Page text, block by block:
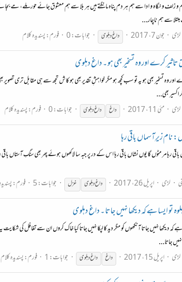
زلف و نگاہ و ادا سے ہم ہر دم پناہ مانگتے ہیں ہر بلا سے ہم معشوق جائے حور ملے، مے
سے ہم ناچار...
لڑی جون 7، 2017 داغدہلوی جوابات: 0 فورم:پسندیدہ کلام
کرے اور وہ تسخیر بھی ہو ۔ داغ دہلوی
اور وہ تسخیر بھی ہو یہ تو سب کچھ ہو مگر خواہشِ تقدیر بھی ہو کاش تجھ سے ہی مقابل تری
اکسیر بھی...
لڑی مئی 11، 2017 داغ داغدہلوی جوابات: 0 فورم:پسندیدہ کلام
نام زیرِ آسماں باقی رہا
رہا مر مٹوں گا یوں نشاں باقی رہا اس کے در پر جبہ سا لاکھوں ہوئے پھر بھی سنگِ آستاں
لڑی اپریل 26، 2017 داغدہلوی غزل جوابات: 5 فورم:
تو ایسا ہے کہ دیکھا نہیں جاتا ۔ داغ دہلوی
ہے کہ دیکھا نہیں جاتا آنکھوں کو مگر دید کا لپکا نہیں جاتا کیا خاک کروں ان سے تغافل کی
جاتا...
لڑی اپریل 15، 2017 داغ داغدہلوی جوابات: 1 فورم:پسندیدہ کلام